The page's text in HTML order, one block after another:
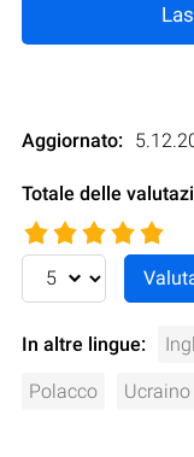
Aggiornato:
Totale delle
In altre lingue:
Polacco Ucraino